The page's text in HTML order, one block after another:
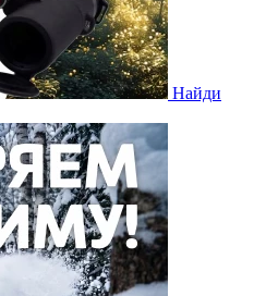
Найди